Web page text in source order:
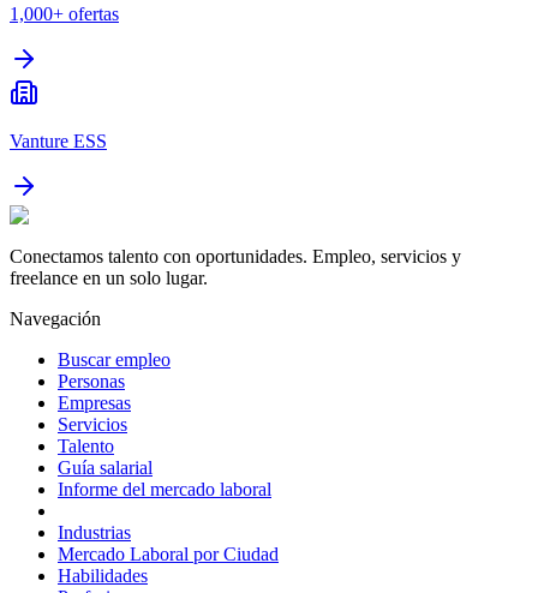
1,000+ ofertas
Vanture ESS
Conectamos talento con oportunidades. Empleo, servicios y
freelance en un solo lugar.
Navegación
Buscar empleo
Personas
Empresas
Servicios
Talento
Guía salarial
Informe del mercado laboral
Industrias
Mercado Laboral por Ciudad
Habilidades